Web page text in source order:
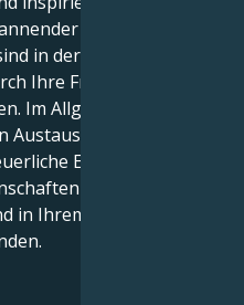
und
in der Lage, andere
Ihre Fröhlichkeit zu
Im Allgemeinen suchen
von Wissen,
Einstellung
und eine tiefe
in Ihrem innersten,